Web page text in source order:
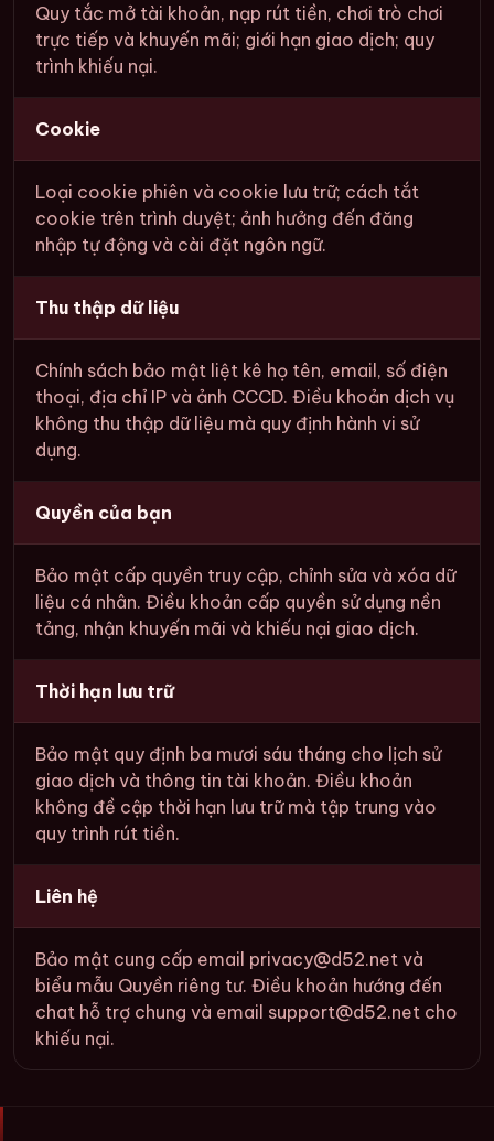
Quy tắc mở tài khoản, nạp rút tiền, chơi trò chơi
trực tiếp và khuyến mãi; giới hạn giao dịch; quy
trình khiếu nại.
Cookie
Loại cookie phiên và cookie lưu trữ; cách tắt
cookie trên trình duyệt; ảnh hưởng đến đăng
nhập tự động và cài đặt ngôn ngữ.
Thu thập dữ liệu
Chính sách bảo mật liệt kê họ tên, email, số điện
thoại, địa chỉ IP và ảnh CCCD. Điều khoản dịch vụ
không thu thập dữ liệu mà quy định hành vi sử
dụng.
Quyền của bạn
Bảo mật cấp quyền truy cập, chỉnh sửa và xóa dữ
liệu cá nhân. Điều khoản cấp quyền sử dụng nền
tảng, nhận khuyến mãi và khiếu nại giao dịch.
Thời hạn lưu trữ
Bảo mật quy định ba mươi sáu tháng cho lịch sử
giao dịch và thông tin tài khoản. Điều khoản
không đề cập thời hạn lưu trữ mà tập trung vào
quy trình rút tiền.
Liên hệ
Bảo mật cung cấp email privacy@d52.net và
biểu mẫu Quyền riêng tư. Điều khoản hướng đến
chat hỗ trợ chung và email support@d52.net cho
khiếu nại.